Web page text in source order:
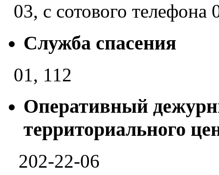
03, с сотового телефона
Служба спасения
01, 112
Оперативный
территориального
202-22-06